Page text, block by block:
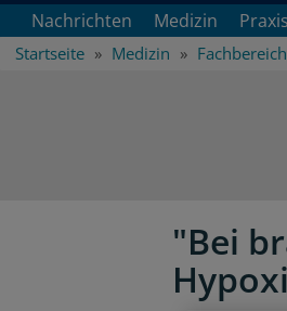
Nachrichten Medizin
Startseite Medizin
"Bei